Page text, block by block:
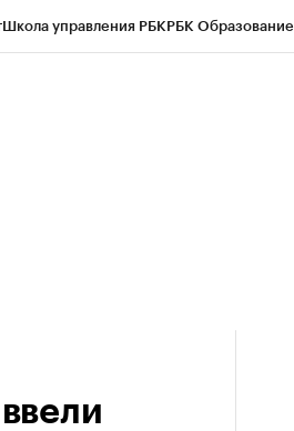
Школа управления РБКРБК Образование